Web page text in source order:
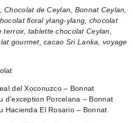
de Ceylan, Bonnat Ceylan,
floral ylang-ylang, chocolat
tablette chocolat Ceylan,
gourmet, cacao Sri Lanka, voyage
del Xoconuzco – Bonnat
d’exception Porcelana – Bonnat
Hacienda El Rosario – Bonnat